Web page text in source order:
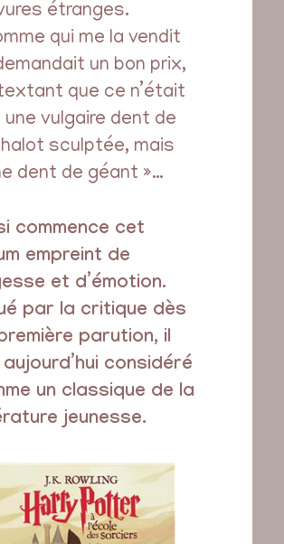
étranges.
qui me la vendit
un bon prix,
que ce n’était
une vulgaire dent de
sculptée, mais
dent de géant »…
commence cet
empreint de
et d’émotion.
par la critique dès
parution, il
considéré
un classique de la
jeunesse.